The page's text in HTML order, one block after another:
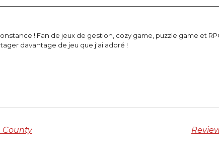
! Fan de jeux de gestion, cozy game, puzzle game et
davantage de jeu que j'ai adoré !
County